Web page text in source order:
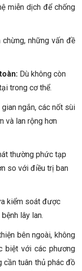
miễn dịch để chống
những vấn đề
Dù không còn
trong cơ thể.
ngắn, các nốt sùi
và lan rộng hơn
thường phức tạp
so với điều trị ban
kiểm soát được
lây lan.
bên ngoài, không
biệt với các phương
cần tuân thủ phác đồ